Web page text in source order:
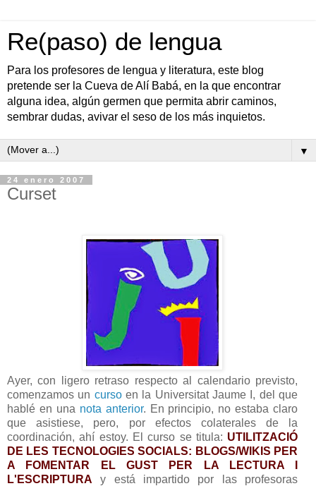
Re(paso) de lengua
Para los profesores de lengua y literatura, este blog
pretende ser la Cueva de Alí Babá, en la que encontrar
alguna idea, algún germen que permita abrir caminos,
sembrar dudas, avivar el seso de los más inquietos.
▼
24 enero 2007
Curset
Ayer, con ligero retraso respecto al calendario previsto,
comenzamos un cursoen la Universitat Jaume I, del que
hablé en una nota anterior. En principio, no estaba claro
que asistiese, pero, por efectos colaterales de la
coordinación, ahí estoy. El curso se titula: UTILITZACIÓ
DE LES TECNOLOGIES SOCIALS: BLOGS/WIKIS PER
A FOMENTAR EL GUST PER LA LECTURA I
L'ESCRIPTURA y está impartido por las profesoras